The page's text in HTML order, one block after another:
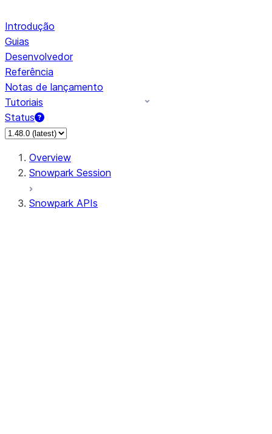
Introdução
Guias
Desenvolvedor
Referência
Notas de lançamento
Tutoriais
Status
Overview
Snowpark Session
Snowpark APIs